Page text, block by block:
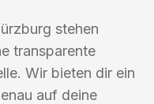
stehen
transparente
Wir bieten dir ein
auf deine